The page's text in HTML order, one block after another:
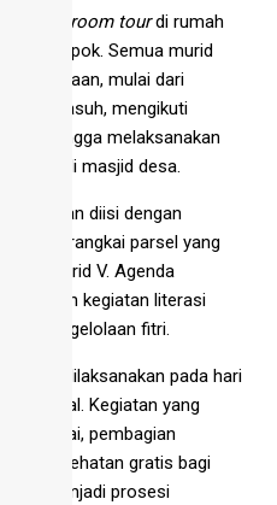
room tourdi rumah
kelompok. Semua murid
pedesaan, mulai dari
tua asuh, mengikuti
hingga melaksanakan
di masjid desa.
Ramadan diisi dengan
merangkai parsel yang
tua murid V. Agenda
dengan kegiatan literasi
dan pengelolaan fitri.
dilaksanakan pada hari
sosial. Kegiatan yang
pakai, pembagian
cek kesehatan gratis bagi
menjadi prosesi